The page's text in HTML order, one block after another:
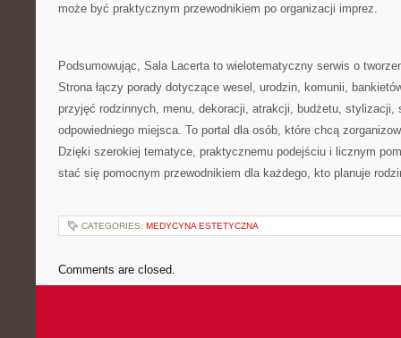
może być praktycznym przewodnikiem po organizacji imprez.
Podsumowując, Sala Lacerta to wielotematyczny serwis o
Strona łączy porady dotyczące wesel, urodzin, komunii,
przyjęć rodzinnych, menu, dekoracji, atrakcji, budżetu, stylizacji,
odpowiedniego miejsca. To portal dla osób, które chcą
Dzięki szerokiej tematyce, praktycznemu podejściu i licznym
stać się pomocnym przewodnikiem dla każdego, kto planuje
CATEGORIES: MEDYCYNA ESTETYCZNA
Comments are closed.